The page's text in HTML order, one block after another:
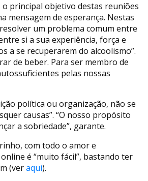
o principal objetivo destas reuniões
mensagem de esperança. Nestas
um problema comum entre
si a sua experiência, força e
a se recuperarem do alcoolismo”.
de beber. Para ser membro de
pelas nossas
política ou organização, não se
causas”. “O nosso propósito
a sobriedade”, garante.
com todo o amor e
é “muito fácil”, bastando ter
(veraqui).